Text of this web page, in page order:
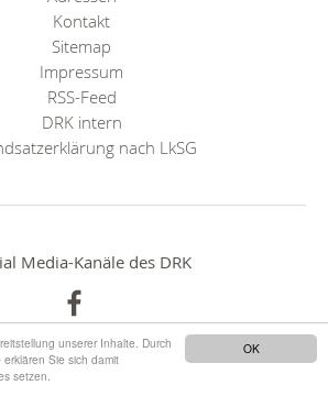
OK
unserer Inhalte. Durch
Sie sich damit
setzen.
Kontakt
Sitemap
Impressum
RSS-Feed
DRK intern
nach LkSG
Media-Kanäle des DRK